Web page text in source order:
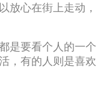
放心在街上走动，
要看个人的一个
，有的人则是喜欢